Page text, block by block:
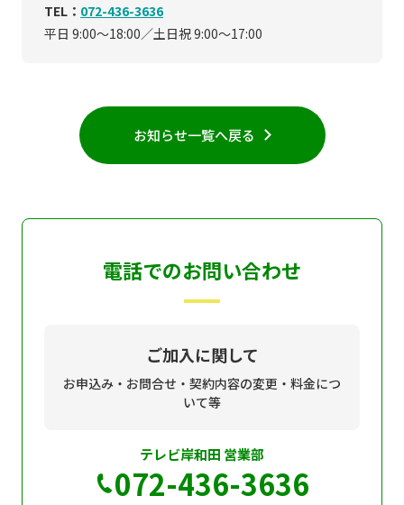
TEL： 072-436-3636
平日 9:00～18:00／土日祝 9:00～17:00
お知らせ一覧へ戻る
電話でのお問い合わせ
ご加入に関して
お申込み・お問合せ・契約内容の変更・料金につ
いて等
テレビ岸和田 営業部
072-436-3636